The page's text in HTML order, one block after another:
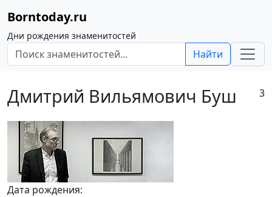
Borntoday.ru
Дни рождения знаменитостей
Найти
Дмитрий Вильямович Буш 3
Дата рождения: